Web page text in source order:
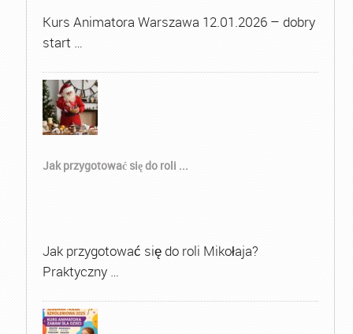
Kurs Animatora Warszawa 12.01.2026 – dobry
start …
Jak przygotować się do roli ...
Jak przygotować się do roli Mikołaja?
Praktyczny …